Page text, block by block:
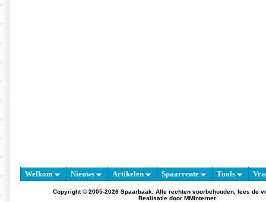
Welkom Nieuws Artikelen Spaarrente Tools
Copyright © 2005-2026 Spaarbaak. Alle rechten voorbehouden, lees de
Realisatie door MMinternet